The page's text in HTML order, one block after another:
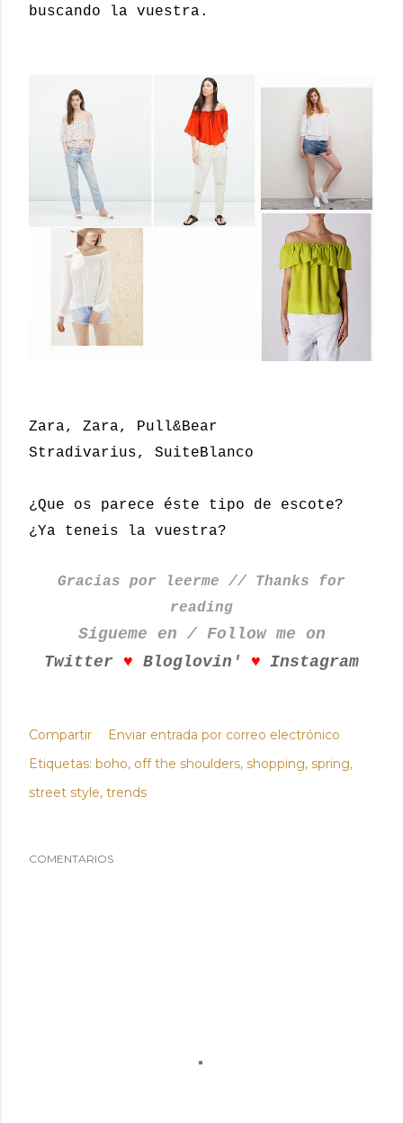
buscando la vuestra.
Zara, Zara, Pull&Bear
Stradivarius, SuiteBlanco
¿Que os parece éste tipo de escote?
¿Ya teneis la vuestra?
Gracias por leerme // Thanks for
reading
Sigueme en / Follow me on
Twitter ♥ Bloglovin' ♥ Instagram
Compartir
Enviar entrada por correo electrónico
Etiquetas: boho off the shoulders shopping spring
street style trends
COMENTARIOS